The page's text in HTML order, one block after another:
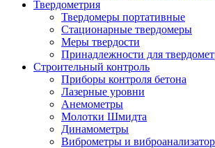
Твердометрия
Твердомеры портативные
Стационарные твердомеры
Меры твердости
Принадлежности для
Строительный контроль
Приборы контроля бетона
Лазерные уровни
Анемометры
Молотки Шмидта
Динамометры
Виброметры и